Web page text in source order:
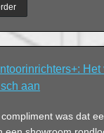
Het
aan
compliment was dat